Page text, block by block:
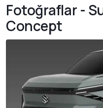
Fotoğraflar -
Concept